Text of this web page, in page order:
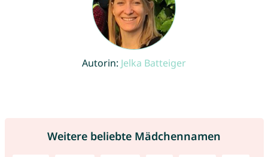
Autorin: Jelka Batteiger
Weitere beliebte Mädchennamen